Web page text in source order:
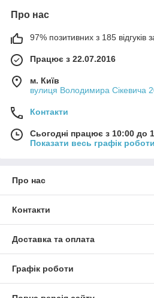
Про нас
97% позитивних з 185 відгуків
Працює з 22.07.2016
м. Київ
вулиця Володимира Сікевича
Контакти
Сьогодні працює з 10:00 до
Показати весь графік роботи
Про нас
Контакти
Доставка та оплата
Графік роботи